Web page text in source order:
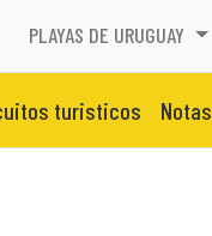
PLAYAS DE URUGUAY
turisticos Notas